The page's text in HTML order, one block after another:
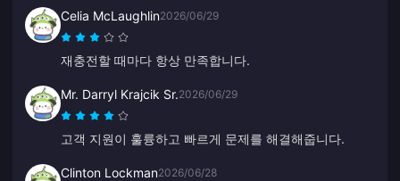
Celia McLaughlin2026/06/29
재충전할 때마다 항상 만족합니다.
Mr. Darryl Krajcik Sr.2026/06/29
고객 지원이 훌륭하고 빠르게 문제를 해결해줍니다.
Clinton Lockman2026/06/28